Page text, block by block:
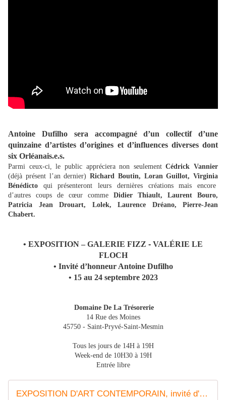
Antoine Dufilho sera accompagné d’un collectif d’une
quinzaine d’artistes d’origines et d’influences diverses dont
six Orléanais.e.s.
Parmi ceux-ci, le public appréciera non seulementCédrick Vannier
(déjà présent l’an dernier) Richard Boutin, Loran Guillot, Virginia
Bénédicto qui présenteront leurs dernières créations mais encore
d’autres coups de cœur comme Didier Thiault, Laurent Bouro,
Patricia Jean Drouart, Lolek, Laurence Dréano, Pierre-Jean
Chabert.
• EXPOSITION – GALERIE FIZZ - VALÉRIE LE
FLOCH
• Invité d’honneur Antoine Dufilho
• 15 au 24 septembre 2023
Domaine De La Trésorerie
14 Rue des Moines
45750 - Saint-Pryvé-Saint-Mesmin
Tous les jours de 14H à 19H
Week-end de 10H30 à 19H
Entrée libre
EXPOSITION D'ART CONTEMPORAIN, invité d'honneur Richard ORLINSKI - 30 avril au 8 mai 2022 - St-Pryvé-St-Mesmin - VIVRE AUTREMENT VOS LOISIRS avec Clodelle